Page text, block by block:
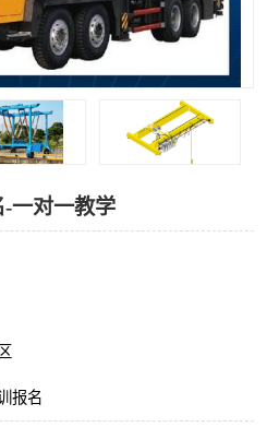
一对一教学
报名
叉车操作证培训复审
焊工培训
登高证培训